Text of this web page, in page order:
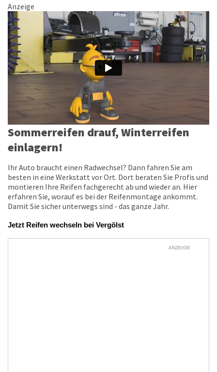
Anzeige
Sommerreifen drauf, Winterreifen
einlagern!
Ihr Auto braucht einen Radwechsel? Dann fahren Sie am
besten in eine Werkstatt vor Ort. Dort beraten Sie Profis und
montieren Ihre Reifen fachgerecht ab und wieder an. Hier
erfahren Sie, worauf es bei der Reifenmontage ankommt.
Damit Sie sicher unterwegs sind - das ganze Jahr.
Jetzt Reifen wechseln bei Vergölst
ANZEIGE